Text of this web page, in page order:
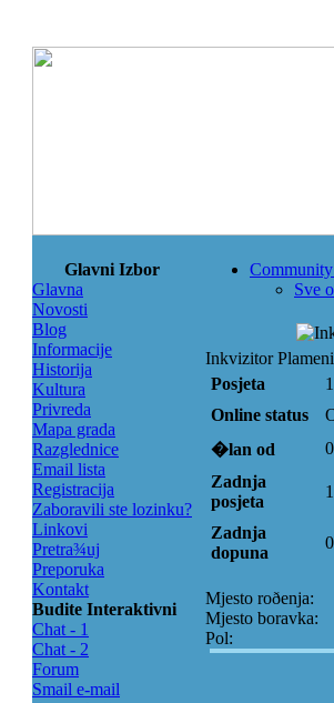
Glavni Izbor
Glavna
Novosti
Blog
Informacije
Historija
Kultura
Privreda
Mapa grada
Razglednice
Email lista
Registracija
Zaboravili ste lozinku?
Linkovi
Pretra¾uj
Preporuka
Kontakt
Budite Interaktivni
Chat - 1
Chat - 2
Forum
Smail e-mail
Community
Sve
Inkvizitor
Posjeta
Online status
�lan od
Zadnja
posjeta
Zadnja
dopuna
Mjesto roðenja:
Mjesto boravka:
Pol: